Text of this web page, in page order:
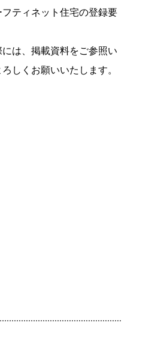
ティネット住宅の登録要
は、掲載資料をご参照い
しくお願いいたします。